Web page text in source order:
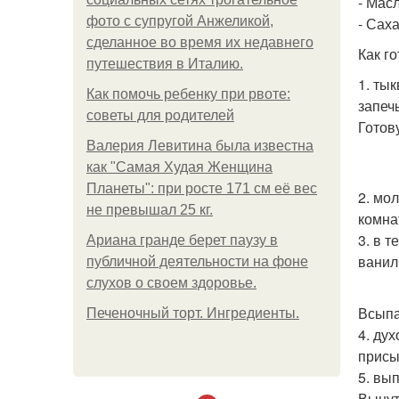
фото с супругой Анжеликой,
сделанное во время их недавнего
путешествия в Италию.
Как помочь ребенку при рвоте:
советы для родителей
Валерия Левитина была известна
как "Самая Худая Женщина
Планеты": при росте 171 см её вес
не превышал 25 кг.
Ариана гранде берет паузу в
публичной деятельности на фоне
слухов о своем здоровье.
Печеночный торт. Ингредиенты.
-
Как
1.
2.
3. в
4.
5.